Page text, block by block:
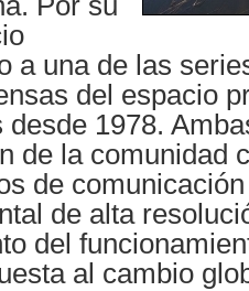
a una de las
del espacio
1978.
de la comunidad
de
de alta
del
al cambio